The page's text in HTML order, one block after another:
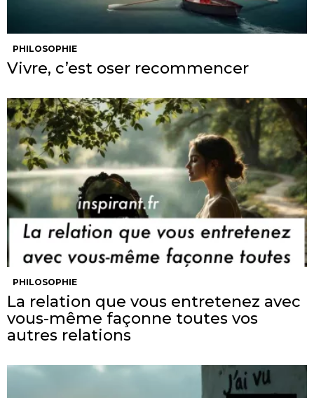
PHILOSOPHIE
Vivre, c’est oser recommencer
PHILOSOPHIE
La relation que vous entretenez avec
vous-même façonne toutes vos
autres relations